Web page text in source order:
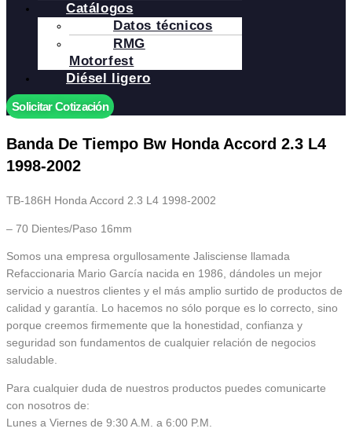
Catálogos
Datos técnicos
RMG
Motorfest
Diésel ligero
Solicitar Cotización
Banda De Tiempo Bw Honda Accord 2.3 L4
1998-2002
TB-186H Honda Accord 2.3 L4 1998-2002
– 70 Dientes/Paso 16mm
Somos una empresa orgullosamente Jalisciense llamada
Refaccionaria Mario García nacida en 1986, dándoles un mejor
servicio a nuestros clientes y el más amplio surtido de productos de
calidad y garantía. Lo hacemos no sólo porque es lo correcto, sino
porque creemos firmemente que la honestidad, confianza y
seguridad son fundamentos de cualquier relación de negocios
saludable.
Para cualquier duda de nuestros productos puedes comunicarte
con nosotros de:
Lunes a Viernes de 9:30 A.M. a 6:00 P.M.